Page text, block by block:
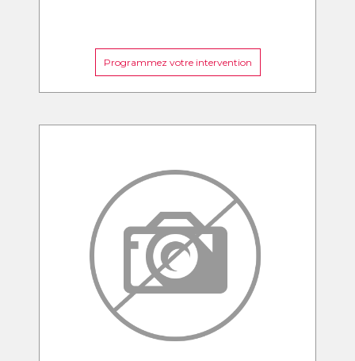
Programmez votre intervention